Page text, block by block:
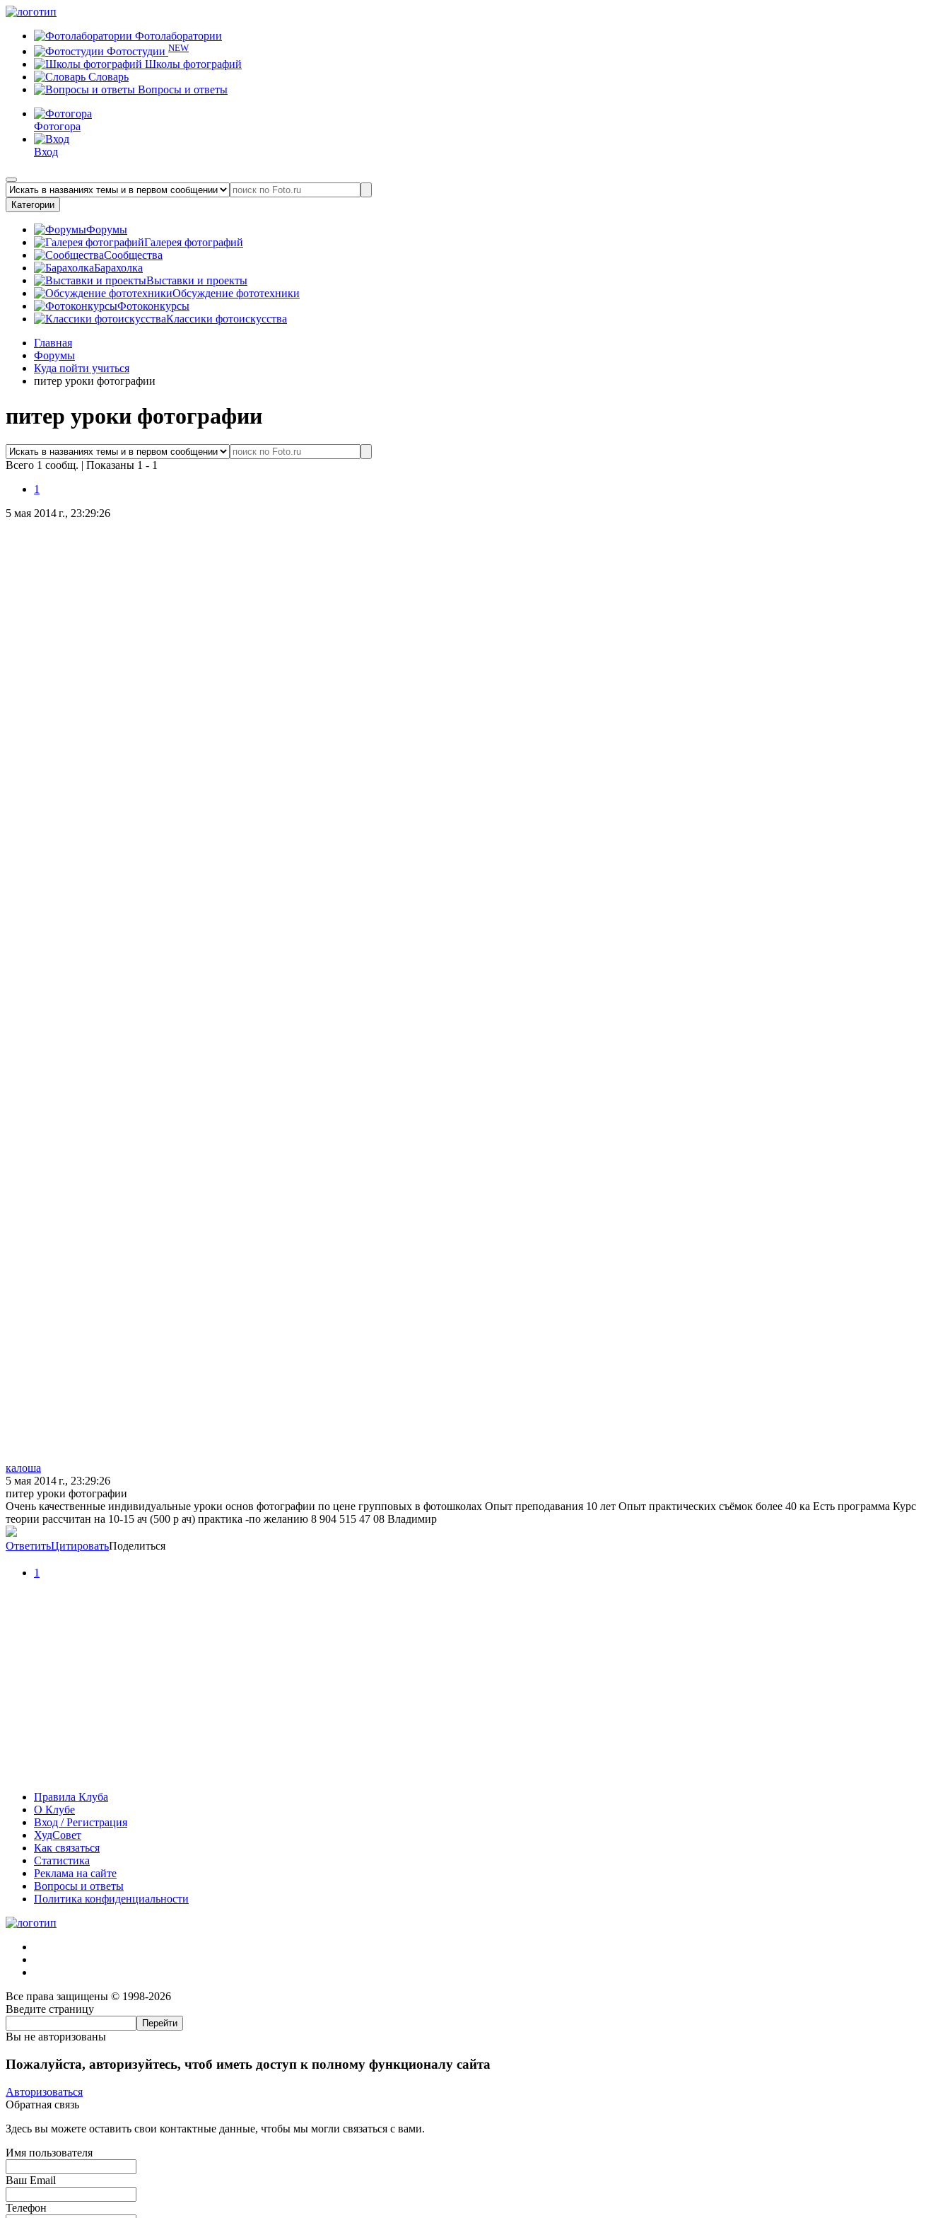
Фотолаборатории
Фотостудии NEW
Школы фотографий
Словарь
Вопросы и ответы
Фотогора
Вход
Категории
Форумы
Галерея фотографий
Сообщества
Барахолка
Выставки и проекты
Обсуждение фототехники
Фотоконкурсы
Классики фотоискусства
Главная
Форумы
Куда пойти учиться
питер уроки фотографии
питер уроки фотографии
Всего 1 сообщ. | Показаны 1 - 1
1
5 мая 2014 г., 23:29:26
калоша
5 мая 2014 г., 23:29:26
питер уроки фотографии
Очень качественные индивидуальные уроки основ фотографии по цене групповых в фотошколах Опыт преподавания 10 лет Опыт практических съёмок более 40 ка Есть программа Курс
теории рассчитан на 10-15 ач (500 р ач) практика -по желанию 8 904 515 47 08 Владимир
ОтветитьЦитироватьПоделиться
1
Правила Клуба
О Клубе
Вход / Регистрация
ХудСовет
Как связаться
Статистика
Реклама на сайте
Вопросы и ответы
Политика конфиденциальности
Все права защищены © 1998-2026
Введите страницу
Вы не авторизованы
Пожалуйста, авторизуйтесь, чтоб иметь доступ к полному функционалу сайта
Авторизоваться
Обратная связь
Здесь вы можете оставить свои контактные данные, чтобы мы могли связаться с вами.
Имя пользователя
Ваш Email
Телефон